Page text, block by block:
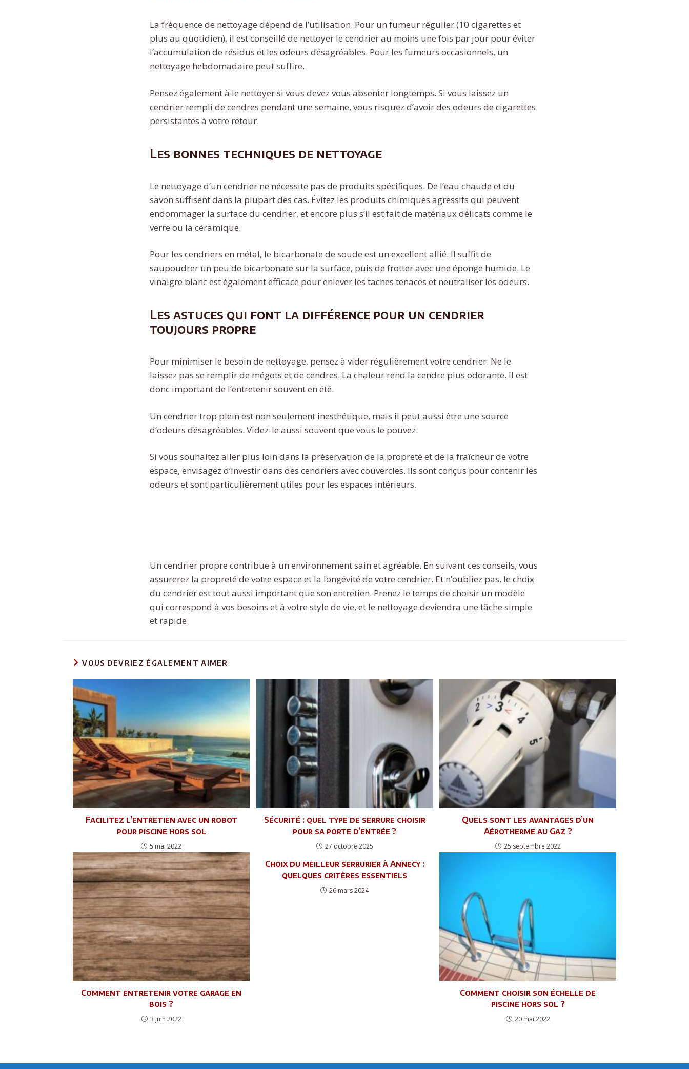
La fréquence de nettoyage dépend de l’utilisation. Pour un fumeur régulier (10 cigarettes et
plus au quotidien), il est conseillé de nettoyer le cendrier au moins une fois par jour pour éviter
l’accumulation de résidus et les odeurs désagréables. Pour les fumeurs occasionnels, un
nettoyage hebdomadaire peut suffire.
Pensez également à le nettoyer si vous devez vous absenter longtemps. Si vous laissez un
cendrier rempli de cendres pendant une semaine, vous risquez d’avoir des odeurs de cigarettes
persistantes à votre retour.
Les bonnes techniques de nettoyage
Le nettoyage d’un cendrier ne nécessite pas de produits spécifiques. De l’eau chaude et du
savon suffisent dans la plupart des cas. Évitez les produits chimiques agressifs qui peuvent
endommager la surface du cendrier, et encore plus s’il est fait de matériaux délicats comme le
verre ou la céramique.
Pour les cendriers en métal, le bicarbonate de soude est un excellent allié. Il suffit de
saupoudrer un peu de bicarbonate sur la surface, puis de frotter avec une éponge humide. Le
vinaigre blanc est également efficace pour enlever les taches tenaces et neutraliser les odeurs.
Les astuces qui font la différence pour un cendrier
toujours propre
Pour minimiser le besoin de nettoyage, pensez à vider régulièrement votre cendrier. Ne le
laissez pas se remplir de mégots et de cendres. La chaleur rend la cendre plus odorante. Il est
donc important de l’entretenir souvent en été.
Un cendrier trop plein est non seulement inesthétique, mais il peut aussi être une source
d’odeurs désagréables. Videz-le aussi souvent que vous le pouvez.
Si vous souhaitez aller plus loin dans la préservation de la propreté et de la fraîcheur de votre
espace, envisagez d’investir dans des cendriers avec couvercles. Ils sont conçus pour contenir les
odeurs et sont particulièrement utiles pour les espaces intérieurs.
Un cendrier propre contribue à un environnement sain et agréable. En suivant ces conseils, vous
assurerez la propreté de votre espace et la longévité de votre cendrier. Et n’oubliez pas, le choix
du cendrier est tout aussi important que son entretien. Prenez le temps de choisir un modèle
qui correspond à vos besoins et à votre style de vie, et le nettoyage deviendra une tâche simple
et rapide.
VOUS DEVRIEZ ÉGALEMENT AIMER
Facilitez l’entretien avec un robot
pour piscine hors sol
5 mai 2022
Sécurité : quel type de serrure choisir
pour sa porte d’entrée ?
27 octobre 2025
Quels sont les avantages d’un
Aérotherme au Gaz ?
25 septembre 2022
Comment entretenir votre garage en
bois ?
3 juin 2022
Choix du meilleur serrurier à Annecy :
quelques critères essentiels
26 mars 2024
Comment choisir son échelle de
piscine hors sol ?
20 mai 2022